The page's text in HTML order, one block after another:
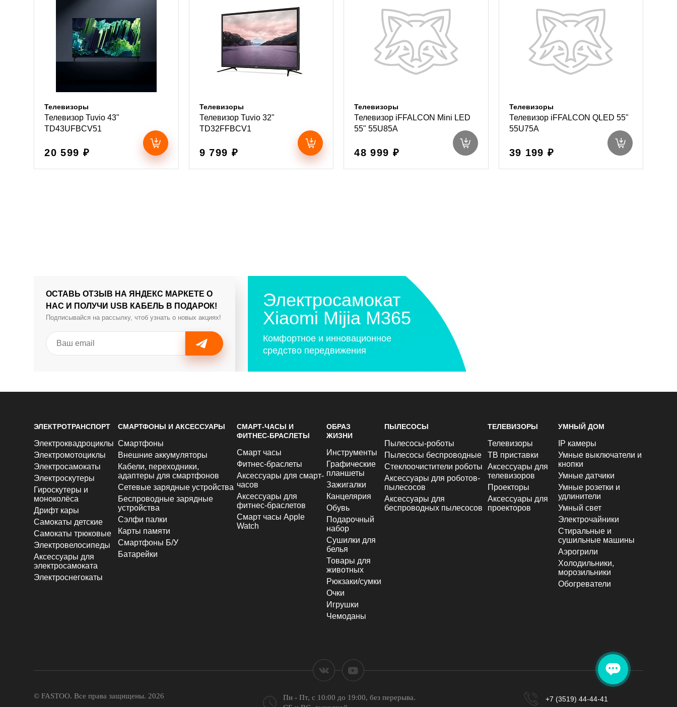
Телевизоры
Телевизор Tuvio 43"
TD43UFBCV51
20 599 ₽
Телевизоры
Телевизор Tuvio 32"
TD32FFBCV1
9 799 ₽
Телевизоры
Телевизор iFFALCON Mini LED
55" 55U85A
48 999 ₽
Телевизоры
Телевизор iFFALCON QLED 55"
55U75A
39 199 ₽
ОСТАВЬ ОТЗЫВ НА ЯНДЕКС МАРКЕТЕ О
НАС И ПОЛУЧИ USB КАБЕЛЬ В ПОДАРОК!
Подписывайся на рассылку, чтоб узнать о новых акциях!
Электросамокат
Xiaomi Mijia M365
Комфортное и инновационное
средство передвижения
ЭЛЕКТРОТРАНСПОРТ
Электроквадроциклы
Электромотоциклы
Электросамокаты
Электроскутеры
Гироскутеры и
моноколёса
Дрифт кары
Самокаты детские
Самокаты трюковые
Электровелосипеды
Аксессуары для
электросамоката
Электроснегокаты
СМАРТФОНЫ И АКСЕССУАРЫ
Смартфоны
Внешние аккумуляторы
Кабели, переходники,
адаптеры для смартфонов
Сетевые зарядные устройства
Беспроводные зарядные
устройства
Сэлфи палки
Карты памяти
Смартфоны Б/У
Батарейки
СМАРТ-ЧАСЫ И
ФИТНЕС-БРАСЛЕТЫ
Смарт часы
Фитнес-браслеты
Аксессуары для смарт-
часов
Аксессуары для
фитнес-браслетов
Смарт часы Apple
Watch
ОБРАЗ
ЖИЗНИ
Инструменты
Графические
планшеты
Зажигалки
Канцелярия
Обувь
Подарочный
набор
Сушилки для
белья
Товары для
животных
Рюкзаки/сумки
Очки
Игрушки
Чемоданы
ПЫЛЕСОСЫ
Пылесосы-роботы
Пылесосы беспроводные
Стеклоочистители роботы
Аксессуары для роботов-
пылесосов
Аксессуары для
беспроводных пылесосов
ТЕЛЕВИЗОРЫ
Телевизоры
ТВ приставки
Аксессуары для
телевизоров
Проекторы
Аксессуары для
проекторов
УМНЫЙ ДОМ
IP камеры
Умные выключатели и
кнопки
Умные датчики
Умные розетки и
удлинители
Умный свет
Электрочайники
Стиральные и
сушильные машины
Аэрогрили
Холодильники,
морозильники
Обогреватели
© FASTOO. Все права защищены. 2026 Пн - Пт, с 10:00 до 19:00, без перерыва.
+7 (3519) 44-44-41